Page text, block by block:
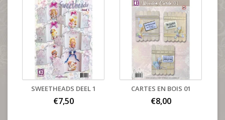
SWEETHEADS DEEL 1
€7,50
CARTES EN BOIS 01
€8,00